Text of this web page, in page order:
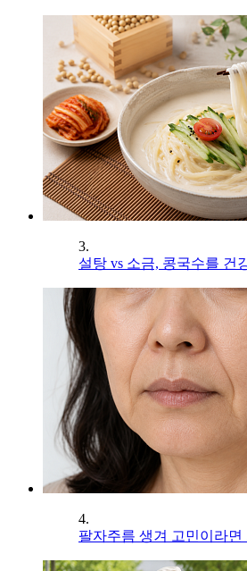
3.
설탕 vs 소금, 콩국수를 건
4.
팔자주름 생겨 고민이라면